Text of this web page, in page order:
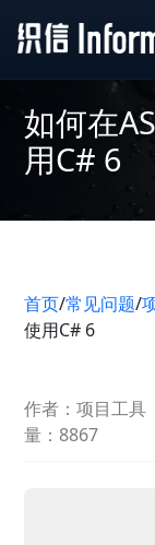
如何在
用C# 6
首页/常见问题/
使用C# 6
作者：项目工具
量：8867